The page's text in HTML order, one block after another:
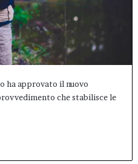
ha approvato il nuovo
che stabilisce le